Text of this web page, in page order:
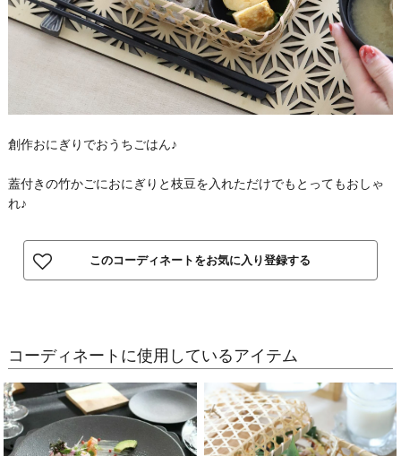
創作おにぎりでおうちごはん♪
蓋付きの竹かごにおにぎりと枝豆を入れただけでもとってもおしゃ
れ♪
このコーディネートをお気に入り登録する
コーディネートに使用しているアイテム